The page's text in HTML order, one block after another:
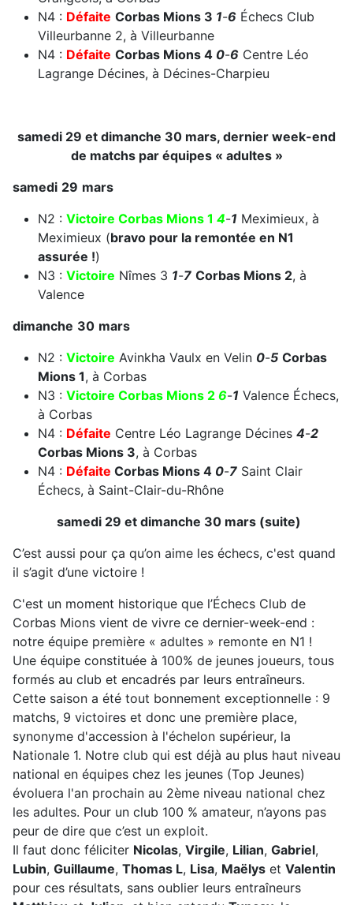
N4 : Défaite Corbas Mions 3 1-6 Échecs Club
Villeurbanne 2, à Villeurbanne
N4 : Défaite Corbas Mions 4 0-6 Centre Léo
Lagrange Décines, à Décines-Charpieu
samedi 29 et dimanche 30 mars, dernier week-end
de matchs par équipes « adultes »
samedi 29 mars
N2 : Victoire Corbas Mions 1 4-1 Meximieux, à
Meximieux (bravo pour la remontée en N1
assurée !)
N3 : Victoire Nîmes 3 1-7 Corbas Mions 2, à
Valence
dimanche 30 mars
N2 : Victoire Avinkha Vaulx en Velin 0-5 Corbas
Mions 1, à Corbas
N3 : Victoire Corbas Mions 2 6-1 Valence Échecs,
à Corbas
N4 : Défaite Centre Léo Lagrange Décines 4-2
Corbas Mions 3, à Corbas
N4 : Défaite Corbas Mions 4 0-7 Saint Clair
Échecs, à Saint-Clair-du-Rhône
samedi 29 et dimanche 30 mars (suite)
C’est aussi pour ça qu’on aime les échecs, c'est quand
il s’agit d’une victoire !
C'est un moment historique que l’Échecs Club de
Corbas Mions vient de vivre ce dernier-week-end :
notre équipe première « adultes » remonte en N1 !
Une équipe constituée à 100% de jeunes joueurs, tous
formés au club et encadrés par leurs entraîneurs.
Cette saison a été tout bonnement exceptionnelle : 9
matchs, 9 victoires et donc une première place,
synonyme d'accession à l'échelon supérieur, la
Nationale 1. Notre club qui est déjà au plus haut niveau
national en équipes chez les jeunes (Top Jeunes)
évoluera l'an prochain au 2ème niveau national chez
les adultes. Pour un club 100 % amateur, n’ayons pas
peur de dire que c’est un exploit.
Il faut donc féliciter Nicolas, Virgile, Lilian, Gabriel,
Lubin, Guillaume, Thomas L, Lisa, Maëlys et Valentin
pour ces résultats, sans oublier leurs entraîneurs